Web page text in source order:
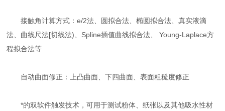
接触角计算方式：e/2法、圆拟合法、椭圆拟合法、真实液滴
法、曲线尺法[切线法)、Spline插值曲线拟合法、 Young-Laplace方
程拟合法等
自动曲面修正：上凸曲面、下四曲面、表面粗糙度修正
*的双软件触发技术，可用于测试粉体、纸张以及其他吸水性材